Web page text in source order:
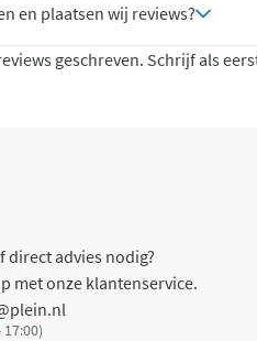
en plaatsen wij reviews?
geschreven. Schrijf als
direct advies nodig?
met onze klantenservice.